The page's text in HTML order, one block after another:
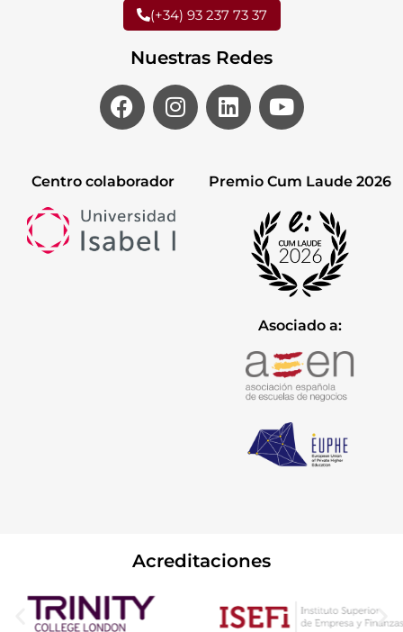
(+34) 93 237 73 37
Nuestras Redes
Centro colaborador Premio Cum Laude 2026
Asociado a:
Acreditaciones